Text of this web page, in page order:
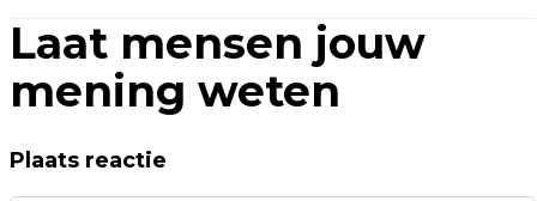
Laat mensen jouw
mening weten
Plaats reactie